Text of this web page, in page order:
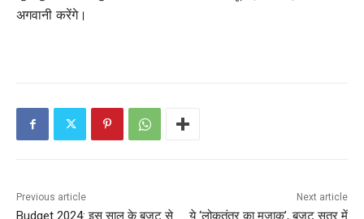
अगवानी करेंगे।
Previous article
Budget 2024: इस साल के बजट से
Next article
ये ‘लोकतंत्र का मजाक’, बजट सत्र में